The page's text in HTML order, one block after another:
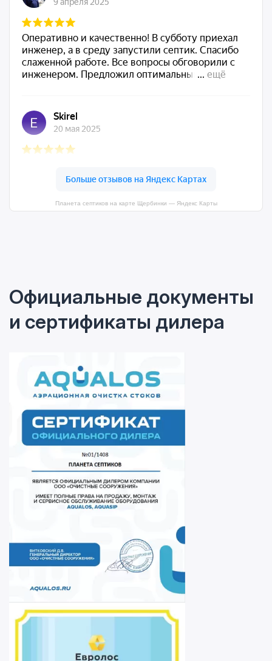
Планета септиков на карте Щербинки — Яндекс Карты
Официальные документы
и сертификаты дилера